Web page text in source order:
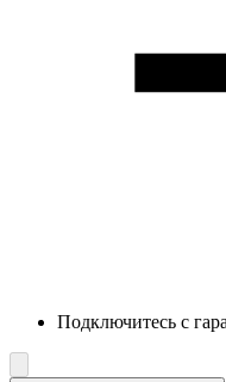
Подключитесь с